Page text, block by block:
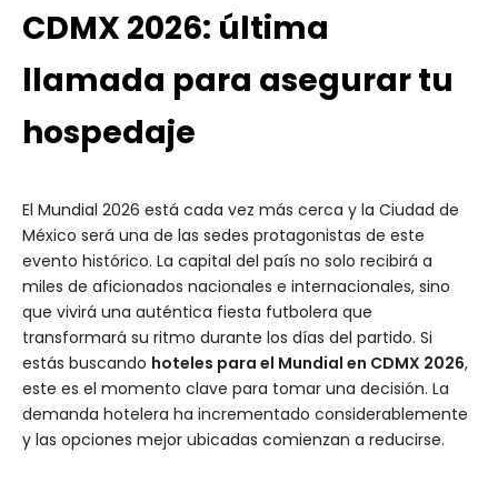
CDMX 2026: última
llamada para asegurar tu
hospedaje
El Mundial 2026 está cada vez más cerca y la Ciudad de
México será una de las sedes protagonistas de este
evento histórico. La capital del país no solo recibirá a
miles de aficionados nacionales e internacionales, sino
que vivirá una auténtica fiesta futbolera que
transformará su ritmo durante los días del partido. Si
estás buscando hoteles para el Mundial en CDMX 2026,
este es el momento clave para tomar una decisión. La
demanda hotelera ha incrementado considerablemente
y las opciones mejor ubicadas comienzan a reducirse.